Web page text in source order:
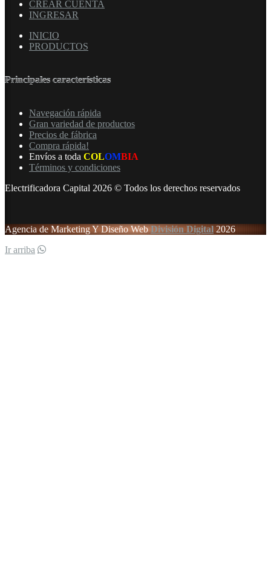
CREAR CUENTA
INGRESAR
INICIO
PRODUCTOS
Principales características
Navegación rápida
Gran variedad de productos
Precios de fábrica
Compra rápida!
Envíos a toda COLOMBIA
Términos y condiciones
Electrificadora Capital 2026 © Todos los derechos reservados
Agencia de Marketing Y Diseño WebDivisión Digital2026
Ir arriba